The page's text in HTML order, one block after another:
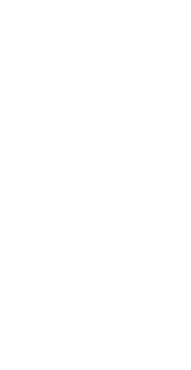
Riceverai